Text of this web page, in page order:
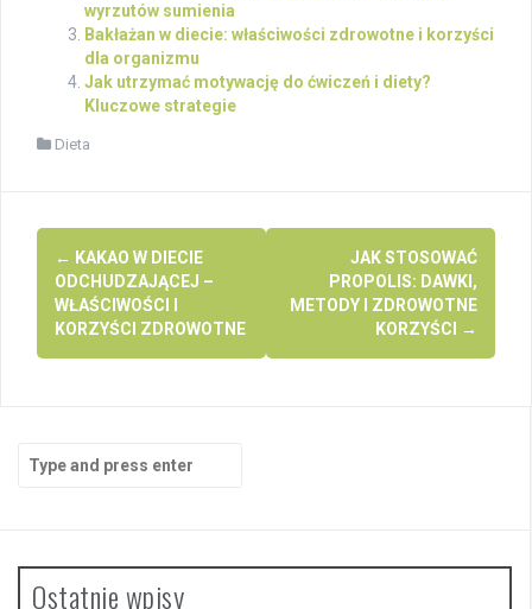
wyrzutów sumienia
Bakłażan w diecie: właściwości zdrowotne i korzyści
dla organizmu
Jak utrzymać motywację do ćwiczeń i diety?
Kluczowe strategie
Dieta
Post
navigation
← KAKAO W DIECIE
ODCHUDZAJĄCEJ –
WŁAŚCIWOŚCI I
KORZYŚCI ZDROWOTNE
JAK STOSOWAĆ
PROPOLIS: DAWKI,
METODY I ZDROWOTNE
KORZYŚCI
→
Search
for:
Ostatnie wpisy